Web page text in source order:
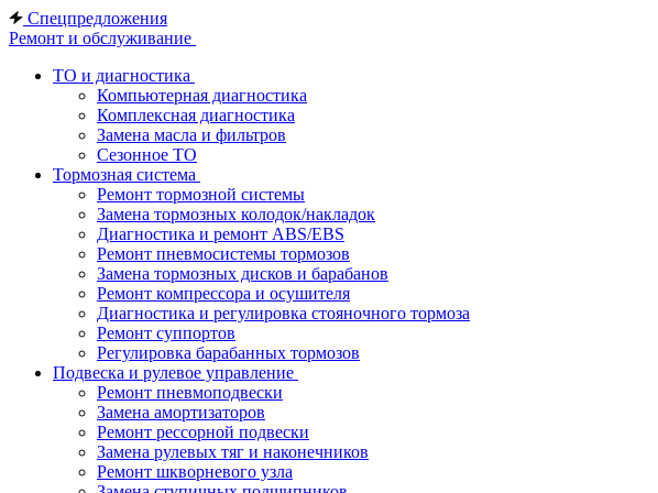
Спецпредложения
Ремонт и обслуживание
ТО и диагностика
Компьютерная диагностика
Комплексная диагностика
Замена масла и фильтров
Сезонное ТО
Тормозная система
Ремонт тормозной системы
Замена тормозных колодок/накладок
Диагностика и ремонт ABS/EBS
Ремонт пневмосистемы тормозов
Замена тормозных дисков и барабанов
Ремонт компрессора и осушителя
Диагностика и регулировка стояночного тормоза
Ремонт суппортов
Регулировка барабанных тормозов
Подвеска и рулевое управление
Ремонт пневмоподвески
Замена амортизаторов
Ремонт рессорной подвески
Замена рулевых тяг и наконечников
Ремонт шкворневого узла